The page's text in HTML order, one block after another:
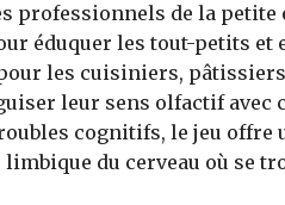
professionnels de la petite
éduquer les tout-petits
les cuisiniers,
leur sens olfactif avec
cognitifs, le jeu offre
du cerveau où se